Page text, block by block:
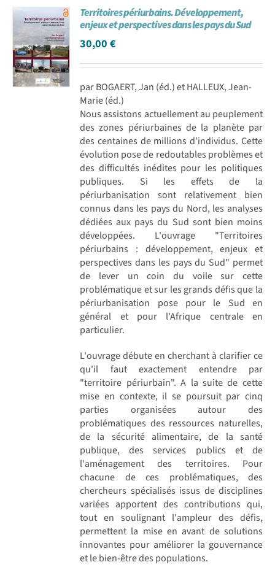
Achat en ligne
Panier WooCommerce
Territoires périurbains. Développement,
enjeux et perspectives dans les pays du Sud
30,00€
par BOGAERT, Jan (éd.) et HALLEUX, Jean-
Marie (éd.)
Nous assistons actuellement au peuplement
des zones périurbaines de la planète par
des centaines de millions d'individus. Cette
évolution pose de redoutables problèmes et
des difficultés inédites pour les politiques
publiques. Si les effets de la
périurbanisation sont relativement bien
connus dans les pays du Nord, les analyses
dédiées aux pays du Sud sont bien moins
développées. L'ouvrage "Territoires
périurbains : développement, enjeux et
perspectives dans les pays du Sud" permet
de lever un coin du voile sur cette
problématique et sur les grands défis que la
périurbanisation pose pour le Sud en
général et pour l'Afrique centrale en
particulier.
L'ouvrage débute en cherchant à clarifier ce
qu'il faut exactement entendre par
"territoire périurbain". A la suite de cette
mise en contexte, il se poursuit par cinq
parties organisées autour des
problématiques des ressources naturelles,
de la sécurité alimentaire, de la santé
publique, des services publics et de
l'aménagement des territoires. Pour
chacune de ces problématiques, des
chercheurs spécialisés issus de disciplines
variées apportent des contributions qui,
tout en soulignant l'ampleur des défis,
permettent la mise en avant de solutions
innovantes pour améliorer la gouvernance
et le bien-être des populations.